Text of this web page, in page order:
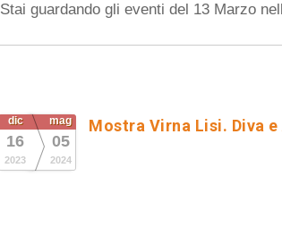
Stai guardando gli eventi del 13 Marzo
dic
16
2023
mag
05
2024
Mostra Virna Lisi. Diva